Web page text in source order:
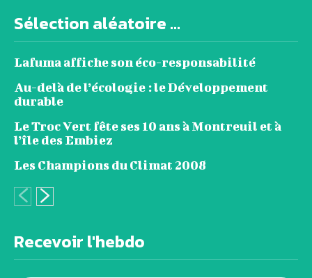
Sélection aléatoire ...
Lafuma affiche son éco-responsabilité
Au-delà de l’écologie : le Développement
durable
Le Troc Vert fête ses 10 ans à Montreuil et à
l’île des Embiez
Les Champions du Climat 2008
Recevoir l'hebdo